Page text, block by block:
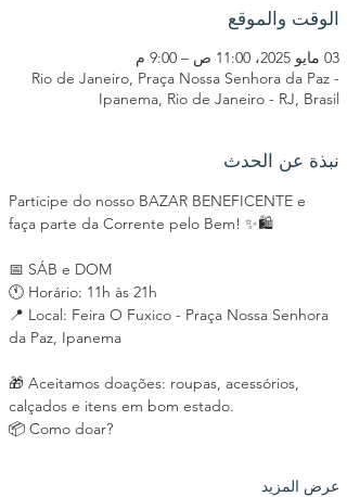
الوقت والموقع
03 مايو 2025، 11:00 ص – 9:00 م
Rio de Janeiro, Praça Nossa Senhora da Paz -
Ipanema, Rio de Janeiro - RJ, Brasil
نبذة عن الحدث
Participe do nosso BAZAR BENEFICENTE e
faça parte da Corrente pelo Bem! ✨🛍️
📅 SÁB e DOM
🕚 Horário: 11h às 21h
📍 Local: Feira O Fuxico - Praça Nossa Senhora
da Paz, Ipanema
🎁 Aceitamos doações: roupas, acessórios,
calçados e itens em bom estado.
📦 Como doar?
عرض المزيد